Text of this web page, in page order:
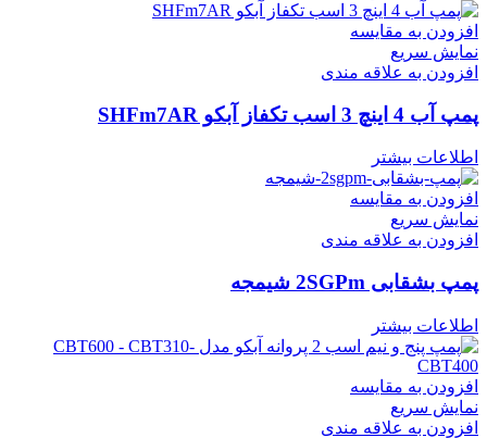
افزودن به مقایسه
نمایش سریع
افزودن به علاقه مندی
پمپ آب 4 اینچ 3 اسب تکفاز آبکو SHFm7AR
اطلاعات بیشتر
افزودن به مقایسه
نمایش سریع
افزودن به علاقه مندی
پمپ بشقابی 2SGPm شیمجه
اطلاعات بیشتر
افزودن به مقایسه
نمایش سریع
افزودن به علاقه مندی